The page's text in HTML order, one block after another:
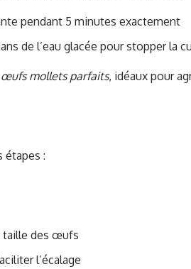
pendant 5 minutes exactement
de l’eau glacée pour stopper la
œufs mollets parfaits, idéaux pour
étapes :
taille des œufs
l’écalage